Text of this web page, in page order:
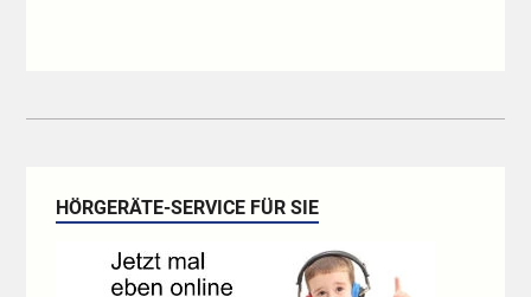
HÖRGERÄTE-SERVICE FÜR SIE